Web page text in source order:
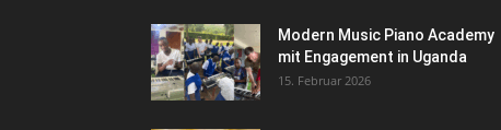
Modern Music Piano Academy
mit Engagement in Uganda
15. Februar 2026